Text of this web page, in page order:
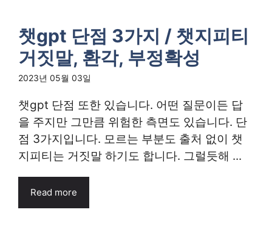
챗gpt 단점 3가지 / 챗지피티
거짓말, 환각, 부정확성
2023년 05월 03일
챗gpt 단점 또한 있습니다. 어떤 질문이든 답
을 주지만 그만큼 위험한 측면도 있습니다. 단
점 3가지입니다. 모르는 부분도 출처 없이 챗
지피티는 거짓말 하기도 합니다. 그럴듯해 ...
Read more